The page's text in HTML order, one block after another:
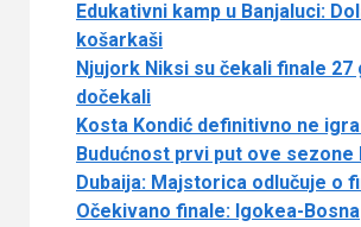
Edukativni kamp u Banjaluci:
košarkaši
Njujork Niksi su čekali finale 27
dočekali
Kosta Kondić definitivno ne igra
Budućnost prvi put ove sezone
Dubaija: Majstorica odlučuje o
Očekivano finale: Igokea-Bosna